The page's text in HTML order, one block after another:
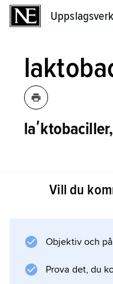
laʹktobaciller,
Vill du
Objektiv och
Prova det, du